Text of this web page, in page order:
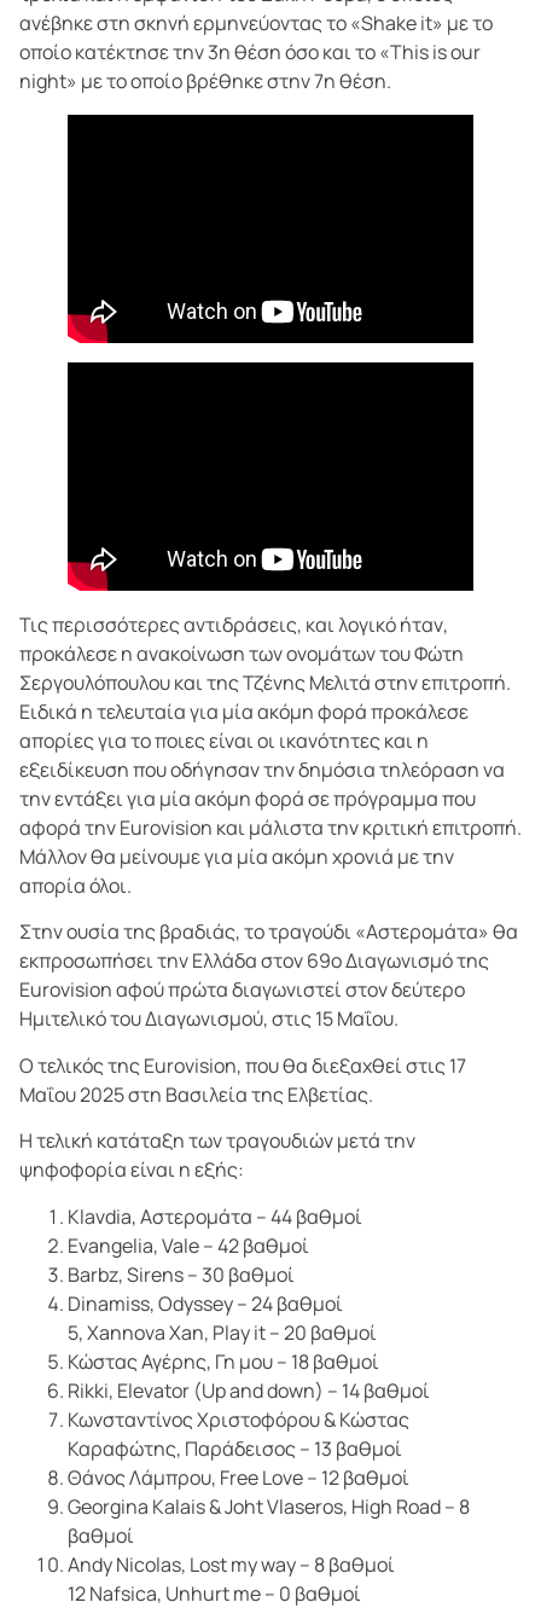
ανέβηκε στη σκηνή ερμηνεύοντας το «Shake it» με το
οποίο κατέκτησε την 3η θέση όσο και το «This is our
night» με το οποίο βρέθηκε στην 7η θέση.
Τις περισσότερες αντιδράσεις, και λογικό ήταν,
προκάλεσε η ανακοίνωση των ονομάτων του Φώτη
Σεργουλόπουλου και της Τζένης Μελιτά στην επιτροπή.
Ειδικά η τελευταία για μία ακόμη φορά προκάλεσε
απορίες για το ποιες είναι οι ικανότητες και η
εξειδίκευση που οδήγησαν την δημόσια τηλεόραση να
την εντάξει για μία ακόμη φορά σε πρόγραμμα που
αφορά την Eurovision και μάλιστα την κριτική επιτροπή.
Μάλλον θα μείνουμε για μία ακόμη χρονιά με την
απορία όλοι.
Στην ουσία της βραδιάς, το τραγούδι «Αστερομάτα» θα
εκπροσωπήσει την Ελλάδα στον 69ο Διαγωνισμό της
Eurovision αφού πρώτα διαγωνιστεί στον δεύτερο
Ημιτελικό του Διαγωνισμού, στις 15 Μαΐου.
Ο τελικός της Eurovision, που θα διεξαχθεί στις 17
Μαΐου 2025 στη Βασιλεία της Ελβετίας.
Η τελική κατάταξη των τραγουδιών μετά την
ψηφοφορία είναι η εξής:
Klavdia, Αστερομάτα – 44 βαθμοί
Evangelia, Vale – 42 βαθμοί
Barbz, Sirens – 30 βαθμοί
Dinamiss, Odyssey – 24 βαθμοί
5, Xannova Xan, Play it – 20 βαθμοί
Κώστας Αγέρης, Γη μου – 18 βαθμοί
Rikki, Elevator (Up and down) – 14 βαθμοί
Κωνσταντίνος Χριστοφόρου & Κώστας
Καραφώτης, Παράδεισος – 13 βαθμοί
Θάνος Λάμπρου, Free Love – 12 βαθμοί
Georgina Kalais & Joht Vlaseros, High Road – 8
βαθμοί
Andy Nicolas, Lost my way – 8 βαθμοί
12 Nafsica, Unhurt me – 0 βαθμοί